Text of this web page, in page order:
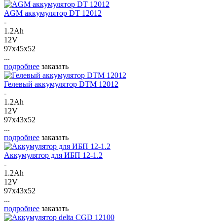
AGM аккумулятор DT 12012
-
1.2Ah
12V
97x45x52
...
подробнее заказать
Гелевый аккумулятор DTM 12012
-
1.2Ah
12V
97x43x52
...
подробнее заказать
Аккумулятор для ИБП 12-1.2
-
1.2Ah
12V
97x43x52
...
подробнее заказать